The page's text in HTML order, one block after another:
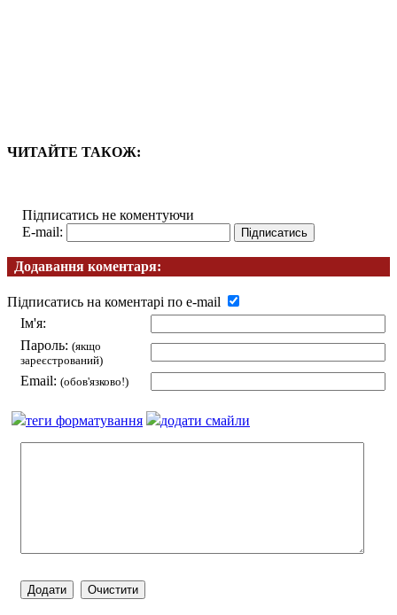
ЧИТАЙТЕ ТАКОЖ:
Підписатись не коментуючи
E-mail:
Додавання коментаря:
Підписатись на коментарі по e-mail
Ім'я:
Пароль: (якщо
зареєстрований)
Email: (обов'язково!)
теги форматування додати смайли